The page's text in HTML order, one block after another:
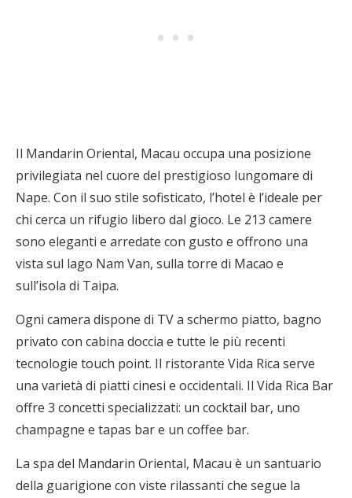
Il Mandarin Oriental, Macau occupa una posizione
privilegiata nel cuore del prestigioso lungomare di
Nape. Con il suo stile sofisticato, l’hotel è l’ideale per
chi cerca un rifugio libero dal gioco. Le 213 camere
sono eleganti e arredate con gusto e offrono una
vista sul lago Nam Van, sulla torre di Macao e
sull’isola di Taipa.
Ogni camera dispone di TV a schermo piatto, bagno
privato con cabina doccia e tutte le più recenti
tecnologie touch point. Il ristorante Vida Rica serve
una varietà di piatti cinesi e occidentali. Il Vida Rica Bar
offre 3 concetti specializzati: un cocktail bar, uno
champagne e tapas bar e un coffee bar.
La spa del Mandarin Oriental, Macau è un santuario
della guarigione con viste rilassanti che segue la